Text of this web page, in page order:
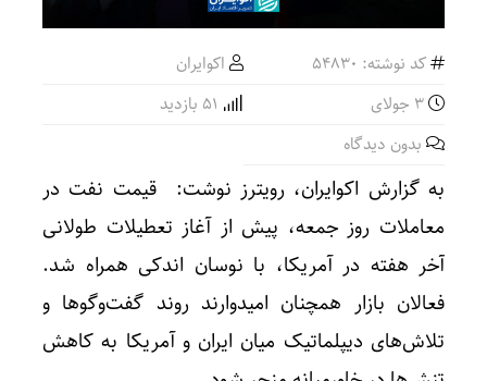
کد نوشته: 54830
اکوایران
بدون دیدگاه
به گزارش اکوایران، رویترز نوشت: قیمت نفت در
معاملات روز جمعه، پیش از آغاز تعطیلات طولانی
آخر هفته در آمریکا، با نوسان اندکی همراه شد.
فعالان بازار همچنان امیدوارند روند گفت‌وگوها و
تلاش‌های دیپلماتیک میان ایران و آمریکا به کاهش